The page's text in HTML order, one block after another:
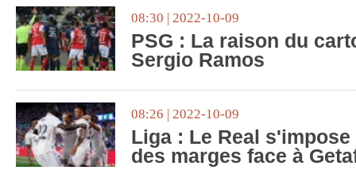
08:30 | 2022-10-09
PSG : La raison du
Sergio Ramos
08:26 | 2022-10-09
Liga : Le Real
des marges face à